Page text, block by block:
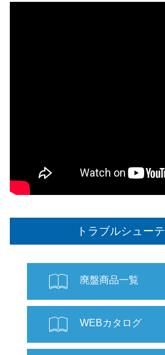
トラブルシュー
廃盤商品一覧
WEBカタログ